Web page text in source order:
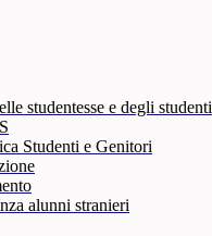
studentesse e degli studenti
Studenti e Genitori
alunni stranieri